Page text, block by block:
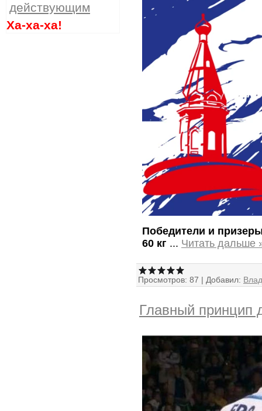
действующим
Ха-ха-ха!
Победители и
60 кг ... Читать дальше
Просмотров: 87 | Добавил:
Главный принцип